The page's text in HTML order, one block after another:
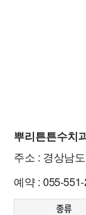
뿌리튼튼수치
주소 : 경상남
예약 : 055-
종류